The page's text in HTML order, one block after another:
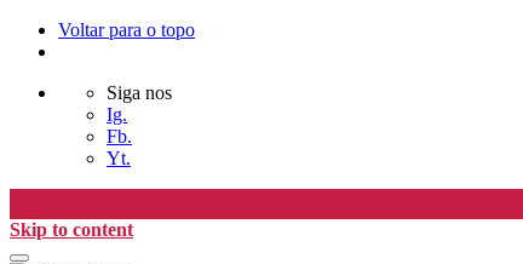
Voltar para o topo
Siga nos
Ig.
Fb.
Yt.
Skip to content